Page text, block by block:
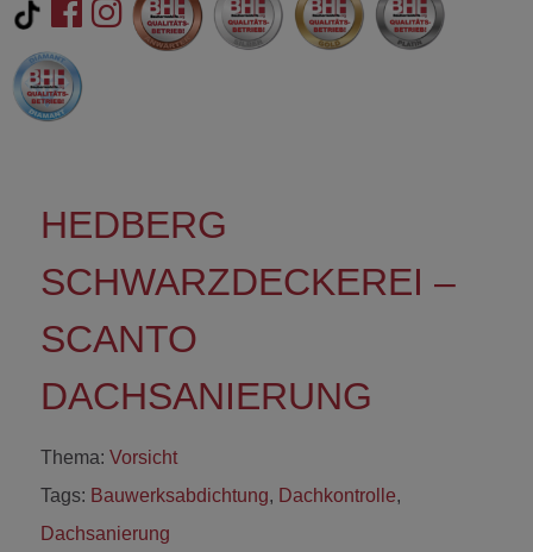
HEDBERG
SCHWARZDECKEREI –
SCANTO
DACHSANIERUNG
Thema: Vorsicht
Tags: Bauwerksabdichtung, Dachkontrolle,
Dachsanierung